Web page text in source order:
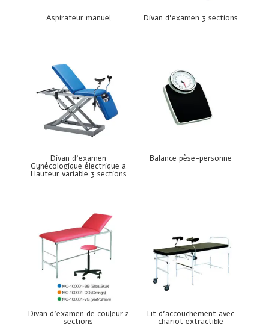
Aspirateur manuel Divan d’examen 3 sections
Divan d’examen
Gynécologique électrique a
Hauteur variable 3 sections
Balance pèse-personne
Divan d’examen de couleur 2
sections
Lit d’accouchement avec
chariot extractible